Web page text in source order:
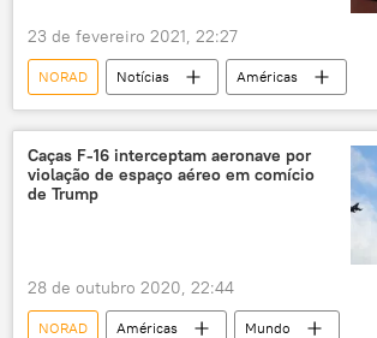
23 de fevereiro 2021, 22:27
NORAD Notícias
Américas
Mundo
Joe Biden
Justin Trudeau
Canadá
EUA
Caças F-16 interceptam aeronave por
violação de espaço aéreo em comício
de Trump
28 de outubro 2020, 22:44
NORAD Américas
Mundo